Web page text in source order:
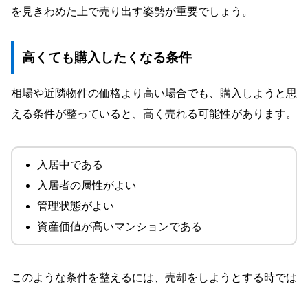
を見きわめた上で売り出す姿勢が重要でしょう。
高くても購入したくなる条件
相場や近隣物件の価格より高い場合でも、購入しようと思
える条件が整っていると、高く売れる可能性があります。
入居中である
入居者の属性がよい
管理状態がよい
資産価値が高いマンションである
このような条件を整えるには、売却をしようとする時では